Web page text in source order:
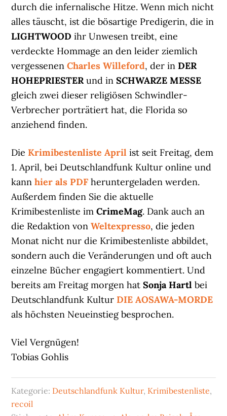
durch die infernalische Hitze. Wenn mich nicht
alles täuscht, ist die bösartige Predigerin, die in
LIGHTWOODihr Unwesen treibt, eine
verdeckte Hommage an den leider ziemlich
vergessenenCharles Willeford, der in DER
HOHEPRIESTERund inSCHWARZE MESSE
gleich zwei dieser religiösen Schwindler-
Verbrecher porträtiert hat, die Florida so
anziehend finden.
Die Krimibestenliste April ist seit Freitag, dem
1. April, bei Deutschlandfunk Kultur online und
kannhier als PDF heruntergeladen werden.
Außerdem finden Sie die aktuelle
Krimibestenliste imCrimeMag. Dank auch an
die Redaktion vonWeltexpresso, die jeden
Monat nicht nur die Krimibestenliste abbildet,
sondern auch die Veränderungen und oft auch
einzelne Bücher engagiert kommentiert. Und
bereits am Freitag morgen hatSonja Hartl bei
Deutschlandfunk Kultur DIE AOSAWA-MORDE
als höchsten Neueinstieg besprochen.
Viel Vergnügen!
Tobias Gohlis
Kategorie: Deutschlandfunk Kultur, Krimibestenliste,
recoil